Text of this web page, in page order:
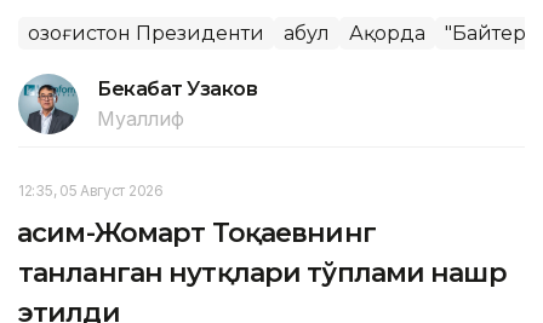
Қозоғистон Президенти Қабул Ақорда
Бекабат Узаков
Муаллиф
12:35, 05 Август 2026
Қасим-Жомарт Тоқаевнинг
танланган нутқлари тўплами нашр
этилди